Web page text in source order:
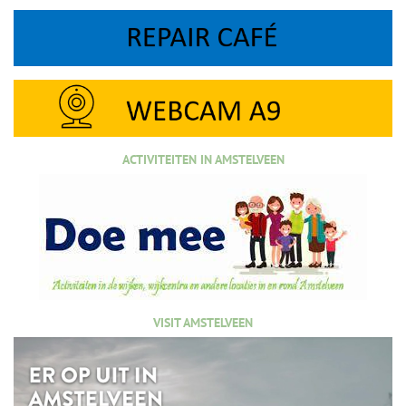
ACTIVITEITEN IN AMSTELVEEN
VISIT AMSTELVEEN